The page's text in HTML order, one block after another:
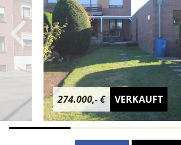
274.000,- € VERKAUFT